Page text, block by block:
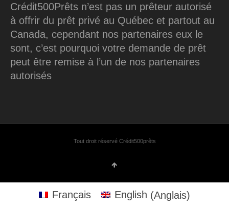
Crédit500Prêts n’est pas un prêteur autorisé
à offrir du prêt privé au Québec et partout au
Canada, cependant nos partenaires eux le
sont, c’est pourquoi votre demande de prêt
peut être remise à l’un de nos partenaires
autorisés
Tout droit réservé Crédit500prêts
Français English (Anglais)